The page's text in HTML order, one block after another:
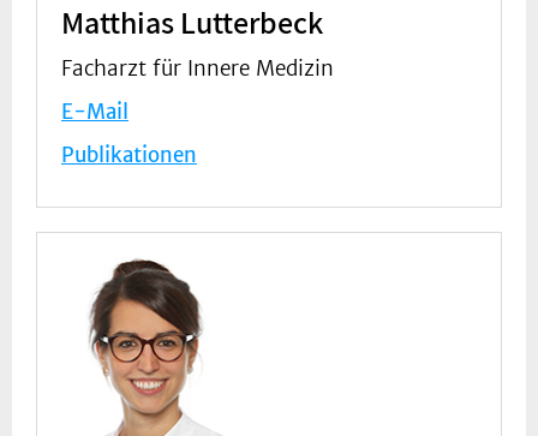
Matthias Lutterbeck
Facharzt für Innere Medizin
E-Mail
Publikationen